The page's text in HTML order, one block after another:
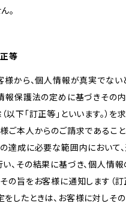
。
等
様から、個人情報が真実でない
報保護法の定めに基づきその
以下「訂正等」といいます。）を
ご本人からのご請求であるこ
達成に必要な範囲内において
、その結果に基づき、個人情
の旨をお客様に通知します（
したときは、お客様に対しそ